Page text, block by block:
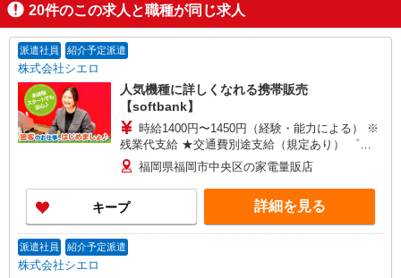
20件のこの求人と職種が同じ求人
派遣社員 紹介予定派遣
株式会社シエロ
人気機種に詳しくなれる携帯販売
【softbank】
時給1400円〜1450円（経験・能力による） ※
残業代支給 ★交通費別途支給（規定あり） ゜
+゜・。○。・゜+゜・。○。・゜+゜ 入社祝い金10
万円支給(規定有) お友達を紹介頂くと, インセンテ
ィブ支給(規定有) ★月2回払い・週払い可能（規程
有）★ ゜・。○。・゜+゜・。○。・゜+゜
福岡県福岡市中央区の家電量販店
キープ 詳細を見る
派遣社員 紹介予定派遣
株式会社シエロ